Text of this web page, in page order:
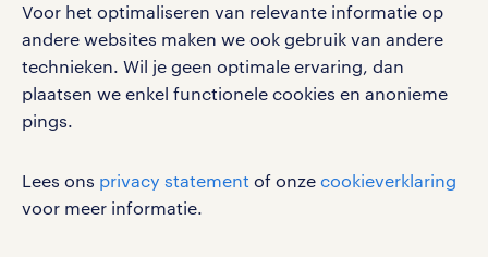
Voor het optimaliseren van relevante informatie op
andere websites maken we ook gebruik van andere
technieken. Wil je geen optimale ervaring, dan
plaatsen we enkel functionele cookies en anonieme
pings.
Lees ons privacy statement of onze cookieverklaring
voor meer informatie.
werken bij randstad
gebruikersvoorwaarden
privacystatement
cookies